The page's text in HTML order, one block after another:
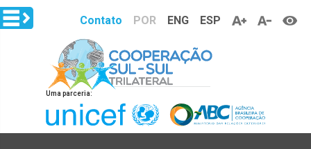
Pular para o conteúdo principal
Uma parceria:
Contato POR ENG ESP